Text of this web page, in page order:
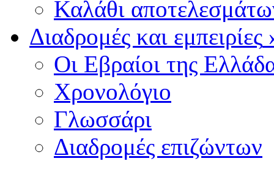
Καλάθι
Διαδρομές και εμπειρίες
Οι Εβραίοι της
Χρονολόγιο
Γλωσσάρι
Διαδρομές επιζώντων